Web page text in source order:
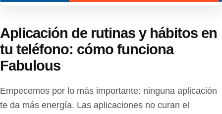
Aplicación de rutinas y hábitos en
tu teléfono: cómo funciona
Fabulous
Empecemos por lo más importante: ninguna aplicación
te da más energía. Las aplicaciones no curan el